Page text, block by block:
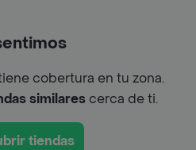
cobertura en tu zona.
similarescerca de ti.
tiendas